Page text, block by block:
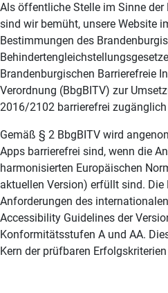
Als öffentliche Stelle im Sinne
sind wir bemüht, unsere Website
Bestimmungen des
Brandenburgischen Barrierefreie
Verordnung (BbgBITV) zur
2016/2102 barrierefrei
Gemäß § 2 BbgBITV wird
Apps barrierefrei sind, wenn die
harmonisierten Europäischen
aktuellen Version) erfüllt sind.
Anforderungen des
Accessibility Guidelines der
Konformitätsstufen A und AA.
Kern der prüfbaren